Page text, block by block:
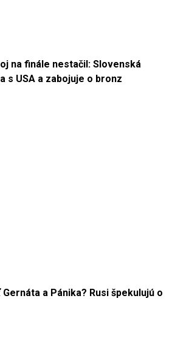
na finále nestačil: Slovenská
s USA a zabojuje o bronz
a Pánika? Rusi špekulujú o